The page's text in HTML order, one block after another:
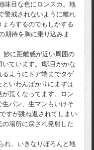
味目な色にロンスカ。地
警戒されないように離れ
ろするのでもしかする
期待を胸に乗り込みま
妙に距離感が近い周囲の
ています。1駅目がかな
るようにドア端までタゲ
いわんばかりにまずは
が荒くなってます。ロン
パン、生マンもいけそ
すが跳ね返されてしまい
場所に戻され発射した
れ、いきなりぼろんと地